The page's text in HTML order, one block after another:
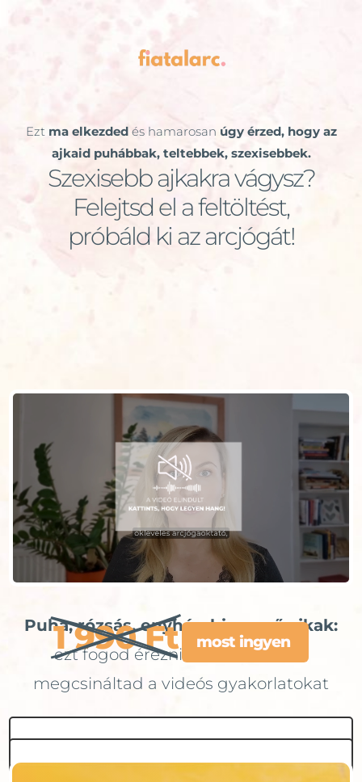
Ezt ma elkezdedés hamarosan úgy érzed, hogy az
ajkaid puhábbak, teltebbek, szexisebbek.
Szexisebb ajkakra vágysz?
Felejtsd el a feltöltést,
próbáld ki az arcjógát!
Puha, rózsás, enyhén bizsergő ajkak:
ezt fogod érezni és látni, miután
megcsináltad a videós gyakorlatokat
1 990 Ft most ingyen